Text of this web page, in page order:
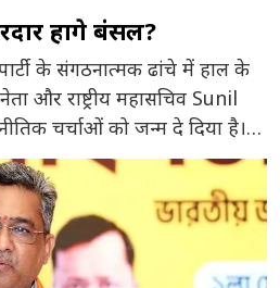
होंगे बंसल?
के संगठनात्मक ढांचे में हाल के
नेता और राष्ट्रीय महासचिव Sunil
चर्चाओं को जन्म दे दिया है।
महासचिवों को राज्यसभा में
तैयार किया है, लेकिन सुनील बंसल